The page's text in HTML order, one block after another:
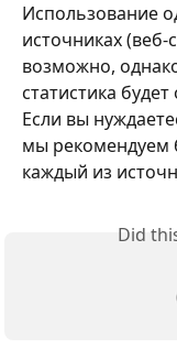
Использование
источниках (веб-
возможно,
статистика
Если вы
мы рекомендуем
каждый из
Did